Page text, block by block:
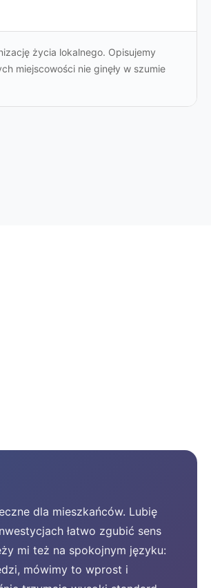
życia lokalnego. Opisujemy
miejscowości nie ginęły w szumie
dla mieszkańców. Lubię
łatwo zgubić sens
mi też na spokojnym języku:
mówimy to wprost i